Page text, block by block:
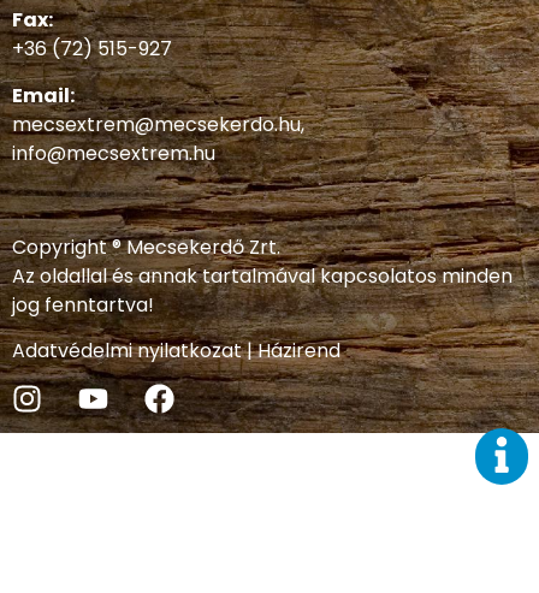
Fax:
+36 (72) 515-927
Email:
mecsextrem@mecsekerdo.hu,
info@mecsextrem.hu
Copyright ® Mecsekerdő Zrt.
Az oldallal és annak tartalmával kapcsolatos minden
jog fenntartva!
Adatvédelmi nyilatkozat|Házirend